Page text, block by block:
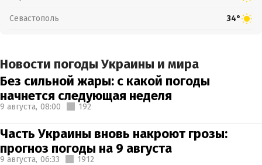
Севастополь 34°
Новости погоды Украины и мира
Без сильной жары: с какой погоды
начнется следующая неделя
9 августа, 08:00 192
Часть Украины вновь накроют грозы:
прогноз погоды на 9 августа
9 августа, 06:33 1912